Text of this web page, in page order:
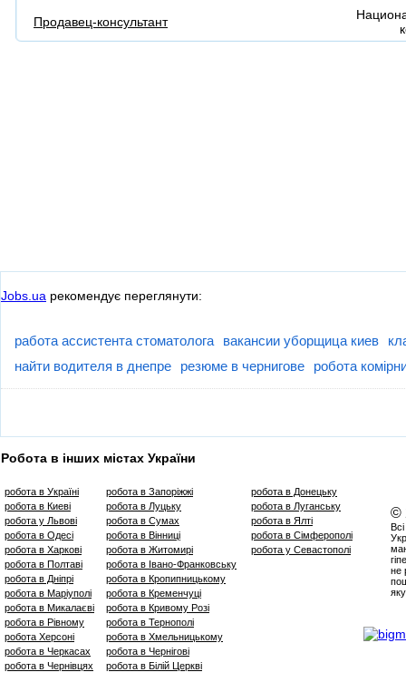
Продавец-консультант
Jobs.ua рекомендує переглянути:
работа ассистента стоматолога вакансии уборщица киев
найти водителя в днепре
резюме в чернигове робота
Робота в інших містах України
робота в Україні
робота в Киеві
робота у Львові
робота в Одесі
робота в Харкові
робота в Полтаві
робота в Дніпрі
робота в Маріуполі
робота в Микалаєві
робота в Рівному
робота Херсоні
робота в Черкасах
робота в Чернівцях
робота в Запоріжжі
робота в Луцьку
робота в Сумах
робота в Вінниці
робота в Житомирі
робота в Івано-Франковську
робота в Кропипницькому
робота в Кременчуці
робота в Кривому Розі
робота в Тернополі
робота в Хмельницькому
робота в Чернігові
робота в Білій Церкві
робота в Донецьку
робота в Луганську
робота в Ялті
робота в Сімферополі
робота у Севастополі
©
не